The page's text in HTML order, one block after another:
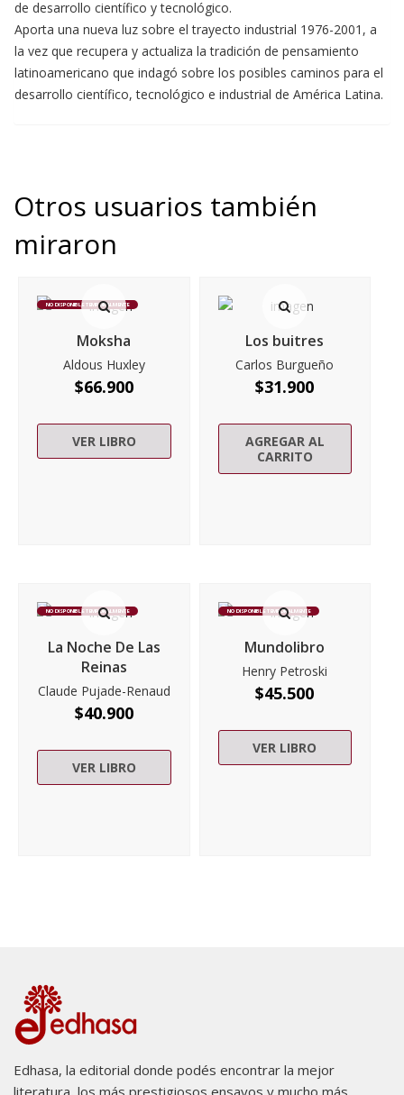
de desarrollo científico y tecnológico.
Aporta una nueva luz sobre el trayecto industrial 1976-2001, a
la vez que recupera y actualiza la tradición de pensamiento
latinoamericano que indagó sobre los posibles caminos para el
desarrollo científico, tecnológico e industrial de América Latina.
Otros usuarios también
miraron
NO DISPONIBLE TEMPORALMENTE
Moksha
Aldous Huxley
$66.900
VER LIBRO
Los buitres
Carlos Burgueño
$31.900
AGREGAR AL
CARRITO
NO DISPONIBLE TEMPORALMENTE
La Noche De Las
Reinas
Claude Pujade-Renaud
$40.900
VER LIBRO
NO DISPONIBLE TEMPORALMENTE
Mundolibro
Henry Petroski
$45.500
VER LIBRO
Edhasa, la editorial donde podés encontrar la mejor
literatura, los más prestigiosos ensayos y mucho más.